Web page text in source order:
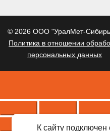
© 2026 ООО "УралМет-
Политика в отношении
персональных данных
К сайту